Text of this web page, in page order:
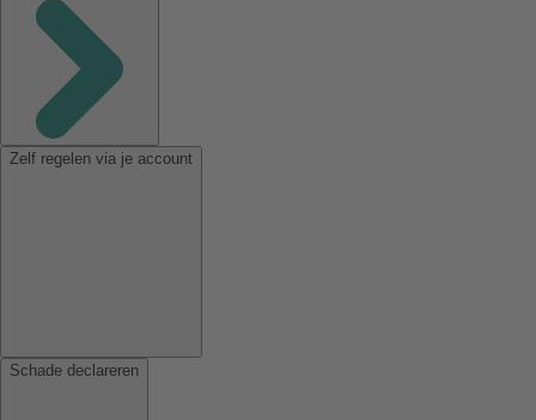
Zelf regelen via je account
Schade declareren